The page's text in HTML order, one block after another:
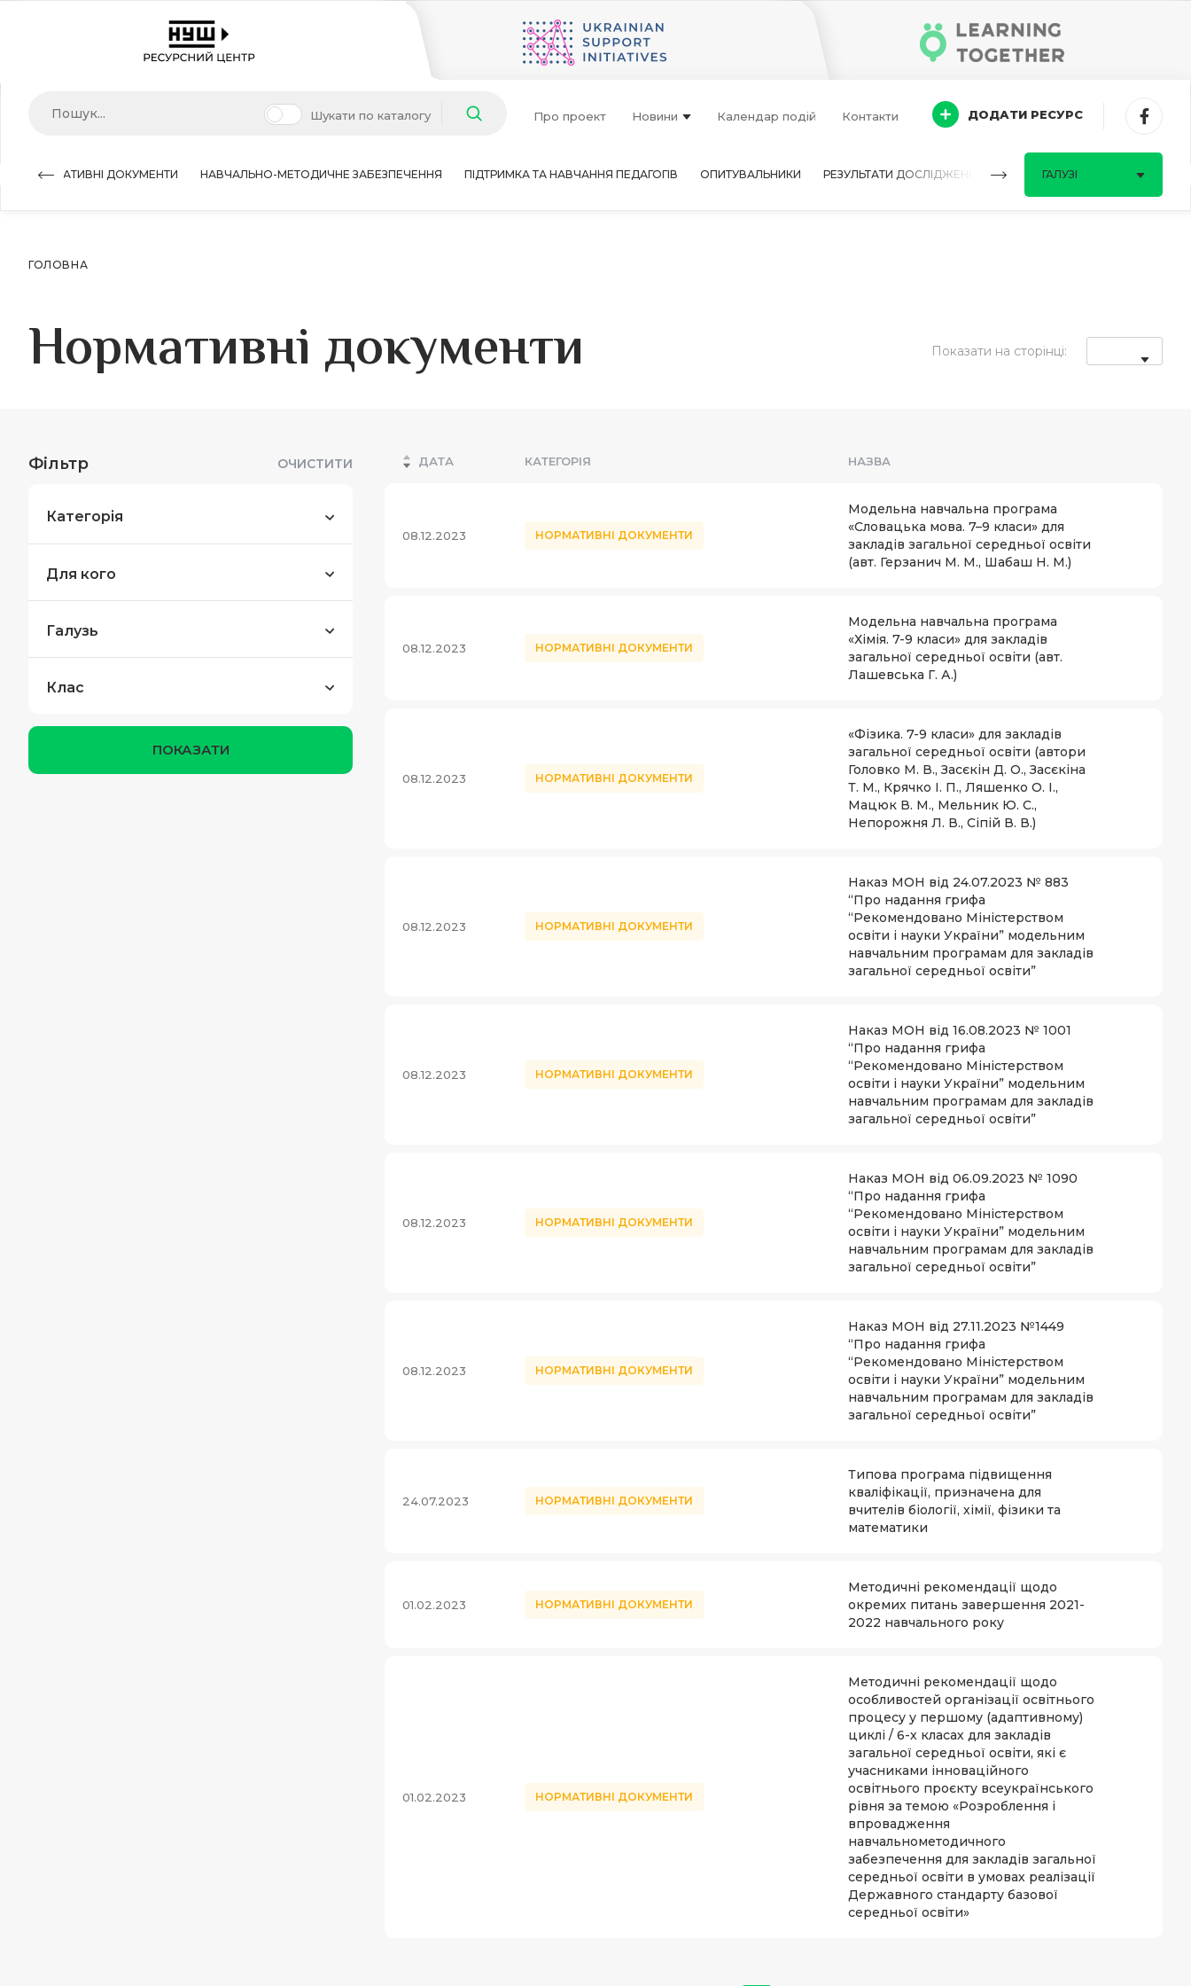
Шукати по каталогу Про проект Новини Календар подій Контакти ДОДАТИ РЕСУРС
НОРМАТИВНІ ДОКУМЕНТИ НАВЧАЛЬНО-МЕТОДИЧНЕ ЗАБЕЗПЕЧЕННЯ ПІДТРИМКА ТА НАВЧАННЯ ПЕДАГОГІВ ОПИТУВАЛЬНИКИ РЕЗУЛЬТАТИ ДОСЛІДЖЕНЬ ПИТАННЯ-ВІДПОВІДІ
ГАЛУЗІ
ГОЛОВНА
Нормативні документи Показати на сторінці:
Фільтр ОЧИСТИТИ
Категорія
Для кого
Галузь
Клас
ПОКАЗАТИ
ДАТА КАТЕГОРІЯ НАЗВА
08.12.2023 НОРМАТИВНІ ДОКУМЕНТИ
Модельна навчальна програма
«Словацька мова. 7–9 класи» для
закладів загальної середньої освіти
(авт. Герзанич М. М., Шабаш Н. М.)
08.12.2023 НОРМАТИВНІ ДОКУМЕНТИ
Модельна навчальна програма
«Хімія. 7-9 класи» для закладів
загальної середньої освіти (авт.
Лашевська Г. А.)
08.12.2023 НОРМАТИВНІ ДОКУМЕНТИ
«Фізика. 7-9 класи» для закладів
загальної середньої освіти (автори
Головко М. В., Засєкін Д. О., Засєкіна
Т. М., Крячко І. П., Ляшенко О. І.,
Мацюк В. М., Мельник Ю. С.,
Непорожня Л. В., Сіпій В. В.)
08.12.2023 НОРМАТИВНІ ДОКУМЕНТИ
Наказ МОН від 24.07.2023 № 883
“Про надання грифа
“Рекомендовано Міністерством
освіти і науки України” модельним
навчальним програмам для закладів
загальної середньої освіти”
08.12.2023 НОРМАТИВНІ ДОКУМЕНТИ
Наказ МОН від 16.08.2023 № 1001
“Про надання грифа
“Рекомендовано Міністерством
освіти і науки України” модельним
навчальним програмам для закладів
загальної середньої освіти”
08.12.2023 НОРМАТИВНІ ДОКУМЕНТИ
Наказ МОН від 06.09.2023 № 1090
“Про надання грифа
“Рекомендовано Міністерством
освіти і науки України” модельним
навчальним програмам для закладів
загальної середньої освіти”
08.12.2023 НОРМАТИВНІ ДОКУМЕНТИ
Наказ МОН від 27.11.2023 №1449
“Про надання грифа
“Рекомендовано Міністерством
освіти і науки України” модельним
навчальним програмам для закладів
загальної середньої освіти”
24.07.2023 НОРМАТИВНІ ДОКУМЕНТИ
Типова програма підвищення
кваліфікації, призначена для
вчителів біології, хімії, фізики та
математики
01.02.2023 НОРМАТИВНІ ДОКУМЕНТИ
Методичні рекомендації щодо
окремих питань завершення 2021-
2022 навчального року
01.02.2023 НОРМАТИВНІ ДОКУМЕНТИ
Методичні рекомендації щодо
особливостей організації освітнього
процесу у першому (адаптивному)
циклі / 6-х класах для закладів
загальної середньої освіти, які є
учасниками інноваційного
освітнього проєкту всеукраїнського
рівня за темою «Розроблення і
впровадження
навчальнометодичного
забезпечення для закладів загальної
середньої освіти в умовах реалізації
Державного стандарту базової
середньої освіти»